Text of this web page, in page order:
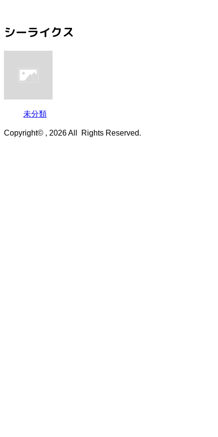
シーライクス
未分類
Copyright© , 2026 All Rights Reserved.